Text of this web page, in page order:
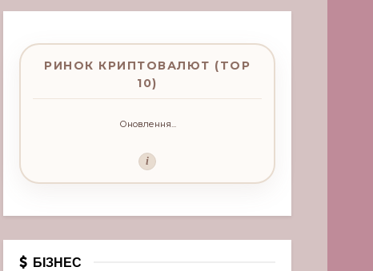
РИНОК КРИПТОВАЛЮТ (TOP
10)
Оновлення...
i
БІЗНЕС